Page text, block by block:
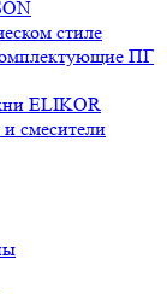
стиле
ПГ
ELIKOR
смесители